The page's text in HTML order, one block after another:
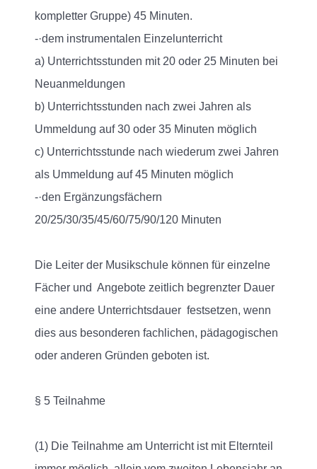
kompletter Gruppe) 45 Minuten.
-·dem instrumentalen Einzelunterricht
a) Unterrichtsstunden mit 20 oder 25 Minuten bei
Neuanmeldungen
b) Unterrichtsstunden nach zwei Jahren als
Ummeldung auf 30 oder 35 Minuten möglich
c) Unterrichtsstunde nach wiederum zwei Jahren
als Ummeldung auf 45 Minuten möglich
-·den Ergänzungsfächern
20/25/30/35/45/60/75/90/120 Minuten
Die Leiter der Musikschule können für einzelne
Fächer und Angebote zeitlich begrenzter Dauer
eine andere Unterrichtsdauer festsetzen, wenn
dies aus besonderen fachlichen, pädagogischen
oder anderen Gründen geboten ist.
§ 5 Teilnahme
(1) Die Teilnahme am Unterricht ist mit Elternteil